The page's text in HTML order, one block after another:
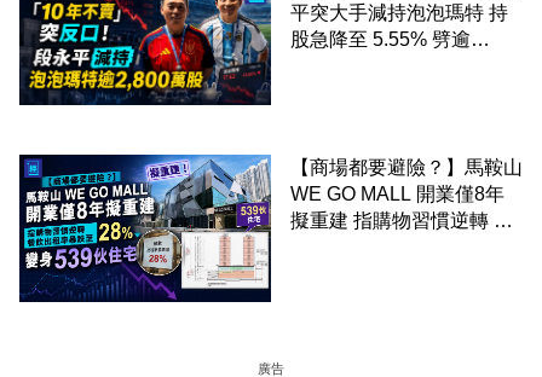
平突大手減持泡泡瑪特 持
股急降至 5.55% 劈逾
【商場都要避險？】馬鞍山
WE GO MALL 開業僅8年
擬重建 指購物習慣逆轉 餐
廣告